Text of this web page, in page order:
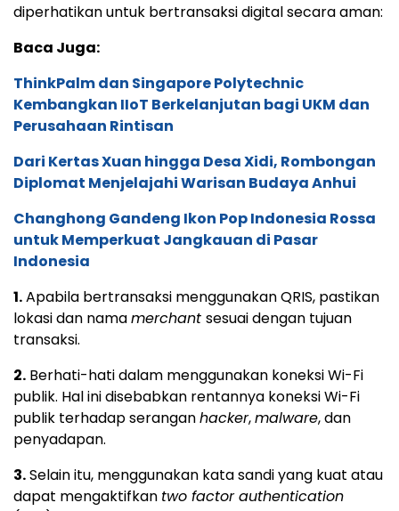
diperhatikan untuk bertransaksi digital secara aman:
Baca Juga:
ThinkPalm dan Singapore Polytechnic
Kembangkan IIoT Berkelanjutan bagi UKM dan
Perusahaan Rintisan
Dari Kertas Xuan hingga Desa Xidi, Rombongan
Diplomat Menjelajahi Warisan Budaya Anhui
Changhong Gandeng Ikon Pop Indonesia Rossa
untuk Memperkuat Jangkauan di Pasar
Indonesia
1.Apabila bertransaksi menggunakan QRIS, pastikan
lokasi dan namamerchant sesuai dengan tujuan
transaksi.
2. Berhati-hati dalam menggunakan koneksi Wi-Fi
publik. Hal ini disebabkan rentannya koneksi Wi-Fi
publik terhadap seranganhacker,malware, dan
penyadapan.
3.Selain itu, menggunakan kata sandi yang kuat atau
dapat mengaktifkan two factor authentication